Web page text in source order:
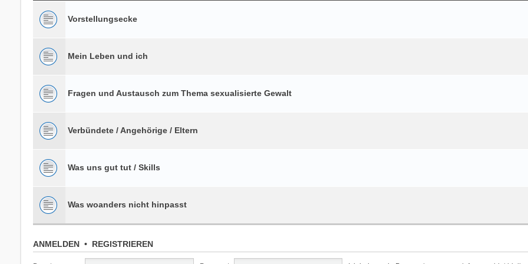
Vorstellungsecke
Mein Leben und ich
Fragen und Austausch zum Thema sexualisierte Gewalt
Verbündete / Angehörige / Eltern
Was uns gut tut / Skills
Was woanders nicht hinpasst
ANMELDEN• REGISTRIEREN